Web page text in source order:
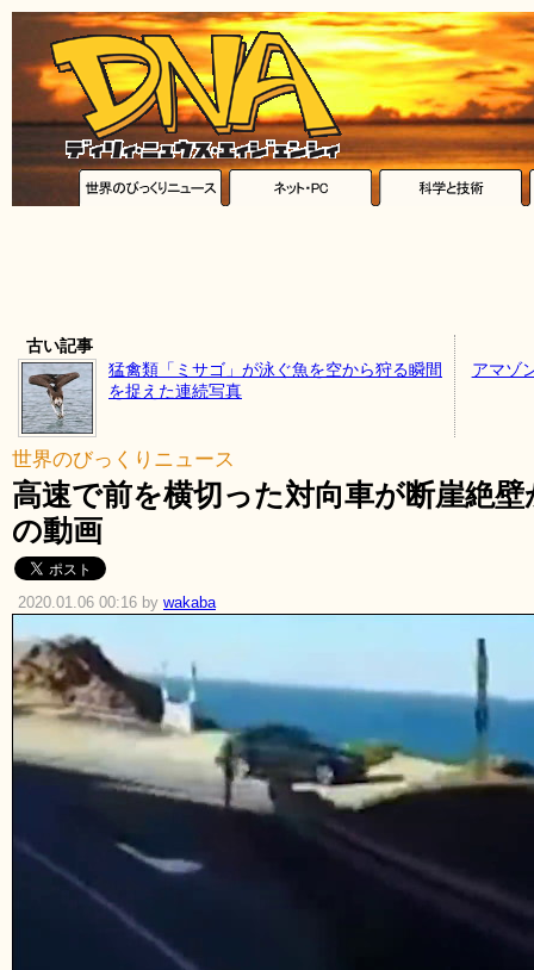
古い記事
猛禽類「ミサゴ」が泳ぐ魚を空から狩る瞬間
を捉えた連続写真
アマゾ
世界のびっくりニュース
高速で前を横切った対向車が断崖絶
の動画
2020.01.06 00:16 by wakaba